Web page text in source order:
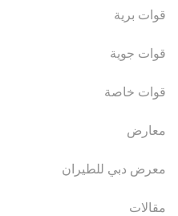
قوات برية
قوات جوية
قوات خاصة
معارض
معرض دبي للطيران
مقالات